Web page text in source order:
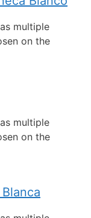
multiple
on the
multiple
on the